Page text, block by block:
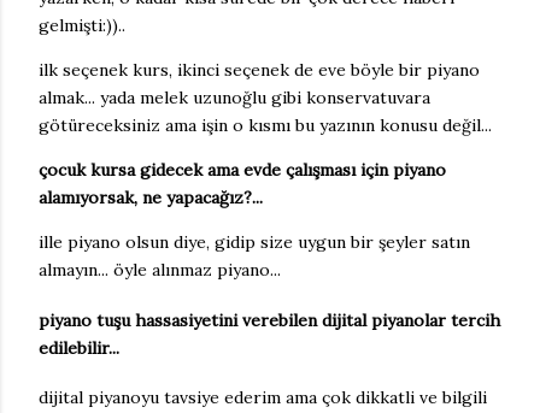
gelmişti:))..
ilk seçenek kurs, ikinci seçenek de eve böyle bir piyano
almak... yada melek uzunoğlu gibi konservatuvara
götüreceksiniz ama işin o kısmı bu yazının konusu değil...
çocuk kursa gidecek ama evde çalışması için piyano
alamıyorsak, ne yapacağız?...
ille piyano olsun diye, gidip size uygun bir şeyler satın
almayın... öyle alınmaz piyano...
piyano tuşu hassasiyetini verebilen dijital piyanolar tercih
edilebilir...
dijital piyanoyu tavsiye ederim ama çok dikkatli ve bilgili